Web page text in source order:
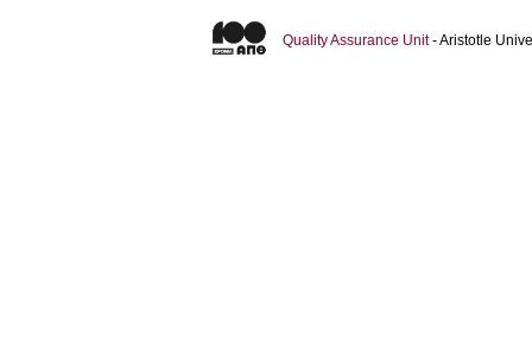
Quality Assurance Unit- Aristotle